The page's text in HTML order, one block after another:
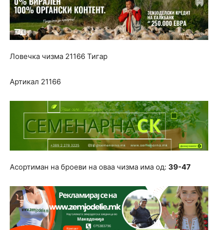
Ловечка чизма 21166 Тигар
Артикал 21166
Асортиман на броеви на оваа чизма има од: 39-47